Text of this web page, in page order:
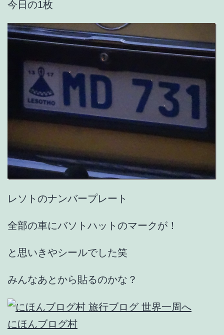
今日の1枚
レソトのナンバープレート
全部の車にバソトハットのマークが！
と思いきやシールでした笑
みんなあとから貼るのかな？
にほんブログ村